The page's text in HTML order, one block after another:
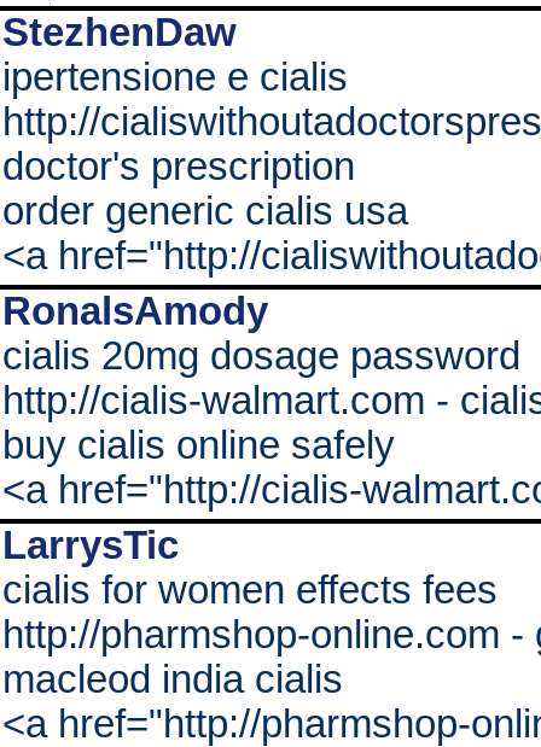
StezhenDaw
ipertensione e cialis
http://
doctor's prescription
order generic cialis usa
<a href="http://
RonalsAmody
cialis 20mg dosage password
http://cialis-walmart.com -
buy cialis online safely
<a href="http://cialis-
LarrysTic
cialis for women effects fees
http://pharmshop-online.com
macleod india cialis
<a href="http://pharmshop-